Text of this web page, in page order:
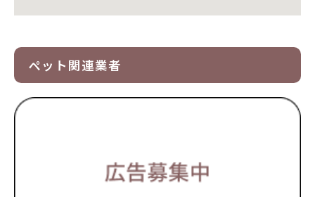
ペット関連業者